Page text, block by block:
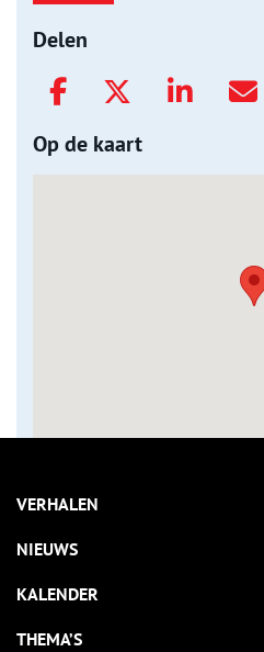
Delen
Op de kaart
VERHALEN
NIEUWS
KALENDER
THEMA’S